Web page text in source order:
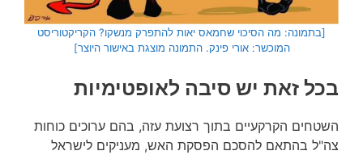
[בתמונה: מה הסיכוי שחמאס יאות להתפרק מנשקו? הקריקטוריסט
המוכשר: אורי פינק. התמונה מוצגת באישור היוצר]
בכל זאת יש סיבה לאופטימיות
השטחים הקרקעיים בתוך רצועת עזה, בהם ערוכים כוחות
צה"ל בהתאם להסכם הפסקת האש, מעניקים לישראל